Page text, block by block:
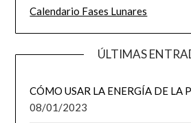
Calendario Fases Lunares
ÚLTIMAS
CÓMO USAR LA ENERGÍA DE LA
08/01/2023